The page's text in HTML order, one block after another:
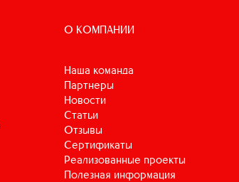
О КОМПАНИИ
Наша команда
Партнеры
Новости
Статьи
Отзывы
Сертификаты
Реализованные проекты
Полезная информация